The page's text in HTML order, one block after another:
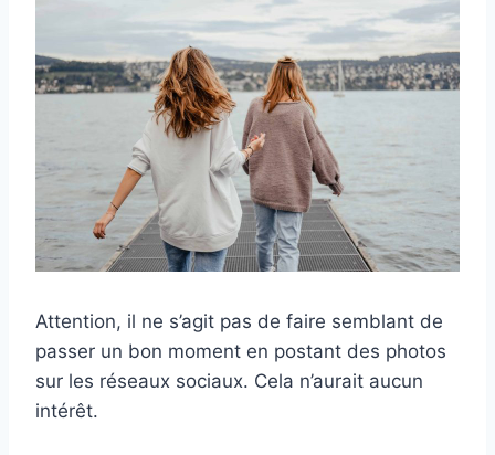
Attention, il ne s’agit pas de faire semblant de
passer un bon moment en postant des photos
sur les réseaux sociaux. Cela n’aurait aucun
intérêt.